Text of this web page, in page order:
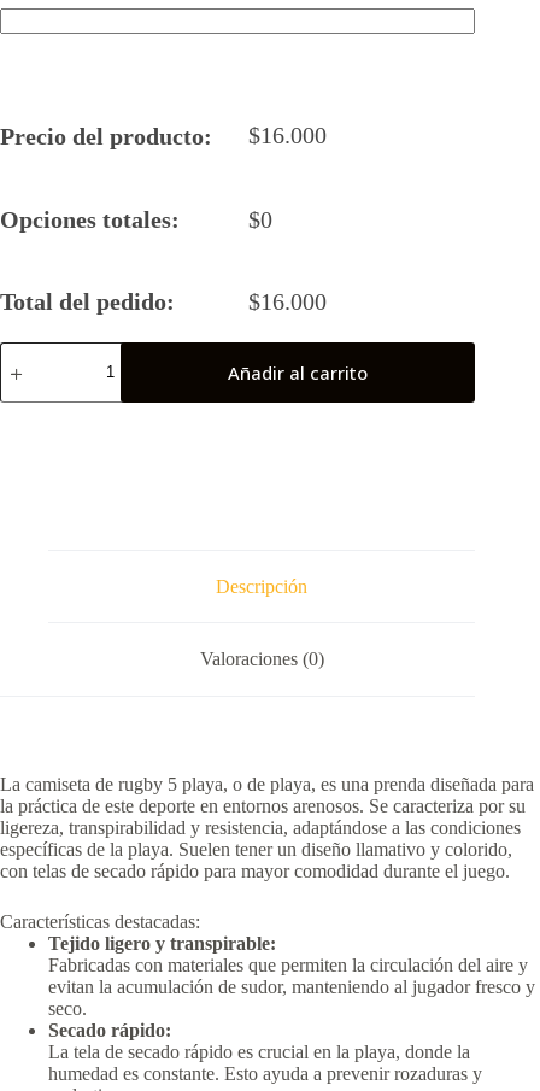
Precio del producto: $16.000
Opciones totales: $0
Total del pedido: $16.000
Camiseta
Rugby
Añadir al carrito
Descripción
Valoraciones (0)
La camiseta de rugby 5 playa, o de playa, es una prenda diseñada para
la práctica de este deporte en entornos arenosos. Se caracteriza por su
ligereza, transpirabilidad y resistencia, adaptándose a las condiciones
específicas de la playa. Suelen tener un diseño llamativo y colorido,
con telas de secado rápido para mayor comodidad durante el juego.
Características destacadas:
Tejido ligero y transpirable:
Fabricadas con materiales que permiten la circulación del aire y
evitan la acumulación de sudor, manteniendo al jugador fresco y
seco.
Secado rápido:
La tela de secado rápido es crucial en la playa, donde la
humedad es constante. Esto ayuda a prevenir rozaduras y